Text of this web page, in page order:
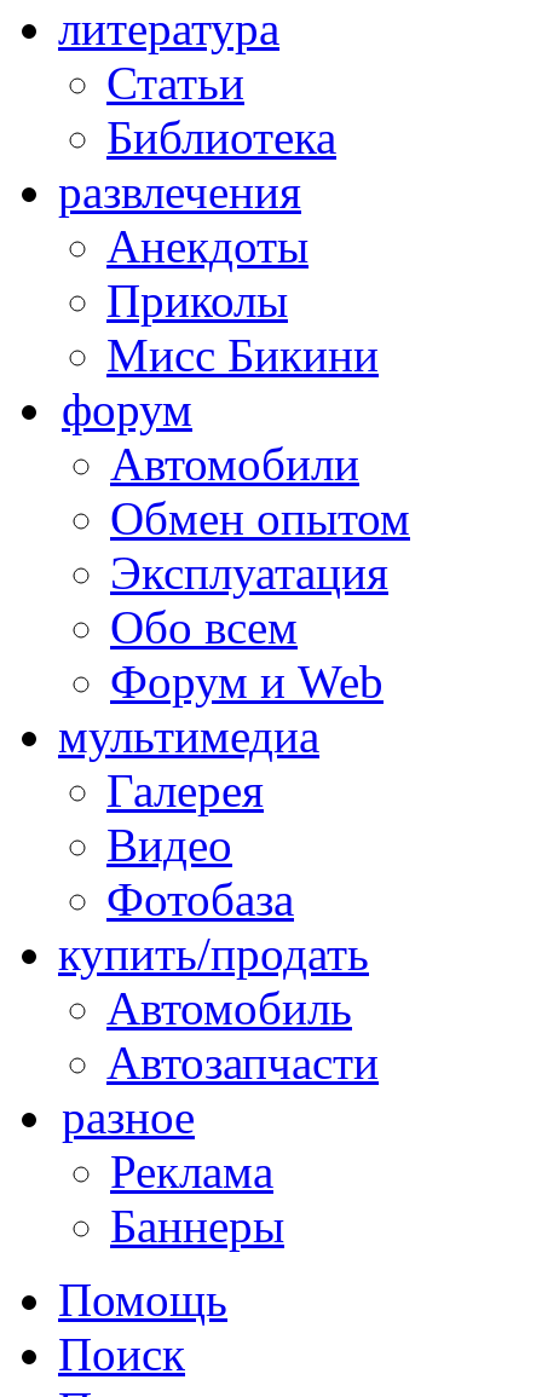
литература
Статьи
Библиотека
развлечения
Анекдоты
Приколы
Мисс Бикини
форум
Автомобили
Обмен опытом
Эксплуатация
Обо всем
Форум и Web
мультимедиа
Галерея
Видео
Фотобаза
купить/продать
Автомобиль
Автозапчасти
разное
Реклама
Баннеры
Помощь
Поиск